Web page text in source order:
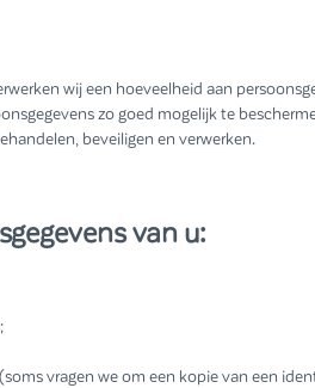
wij een hoeveelheid aan
zo goed mogelijk te
beveiligen en verwerken.
van u:
vragen we om een kopie van een